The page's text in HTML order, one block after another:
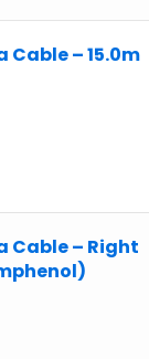
Cable – 15.0m
Cable – Right